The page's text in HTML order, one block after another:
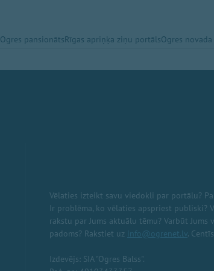
Ogres pansionātsRīgas apriņķa ziņu portālsOgres
Vēlaties izteikt savu viedokli par portālu?
Ir problēma, ko vēlaties apspriest publiski?
rakstu par Jums aktuālu tēmu? Varbūt Jums
padoms? Rakstiet uz info@ogrenet.lv.
Izdevējs: SIA "Ogres Balss".